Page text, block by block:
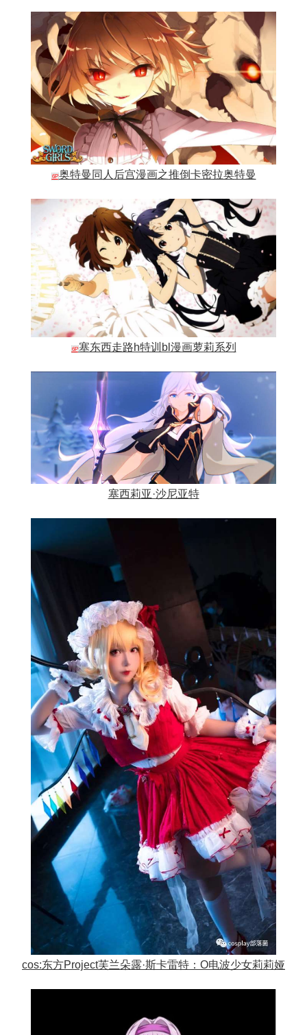
6P奥特曼同人后宫漫画之推倒卡密拉奥特曼
6P塞东西走路h特训bl漫画萝莉系列
塞西莉亚·沙尼亚特
cos:东方Project芙兰朵露·斯卡雷特：O电波少女莉莉娅